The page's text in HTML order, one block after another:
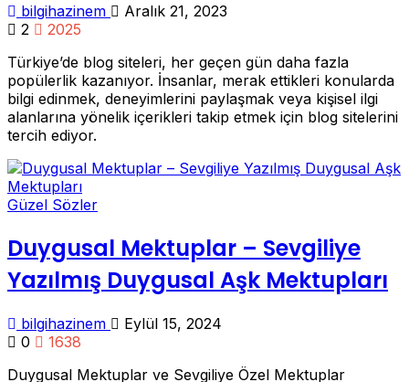
bilgihazinem
Aralık 21, 2023
2
2025
Türkiye’de blog siteleri, her geçen gün daha fazla
popülerlik kazanıyor. İnsanlar, merak ettikleri konularda
bilgi edinmek, deneyimlerini paylaşmak veya kişisel ilgi
alanlarına yönelik içerikleri takip etmek için blog sitelerini
tercih ediyor.
Güzel Sözler
Duygusal Mektuplar – Sevgiliye
Yazılmış Duygusal Aşk Mektupları
bilgihazinem
Eylül 15, 2024
0
1638
Duygusal Mektuplar ve Sevgiliye Özel Mektuplar